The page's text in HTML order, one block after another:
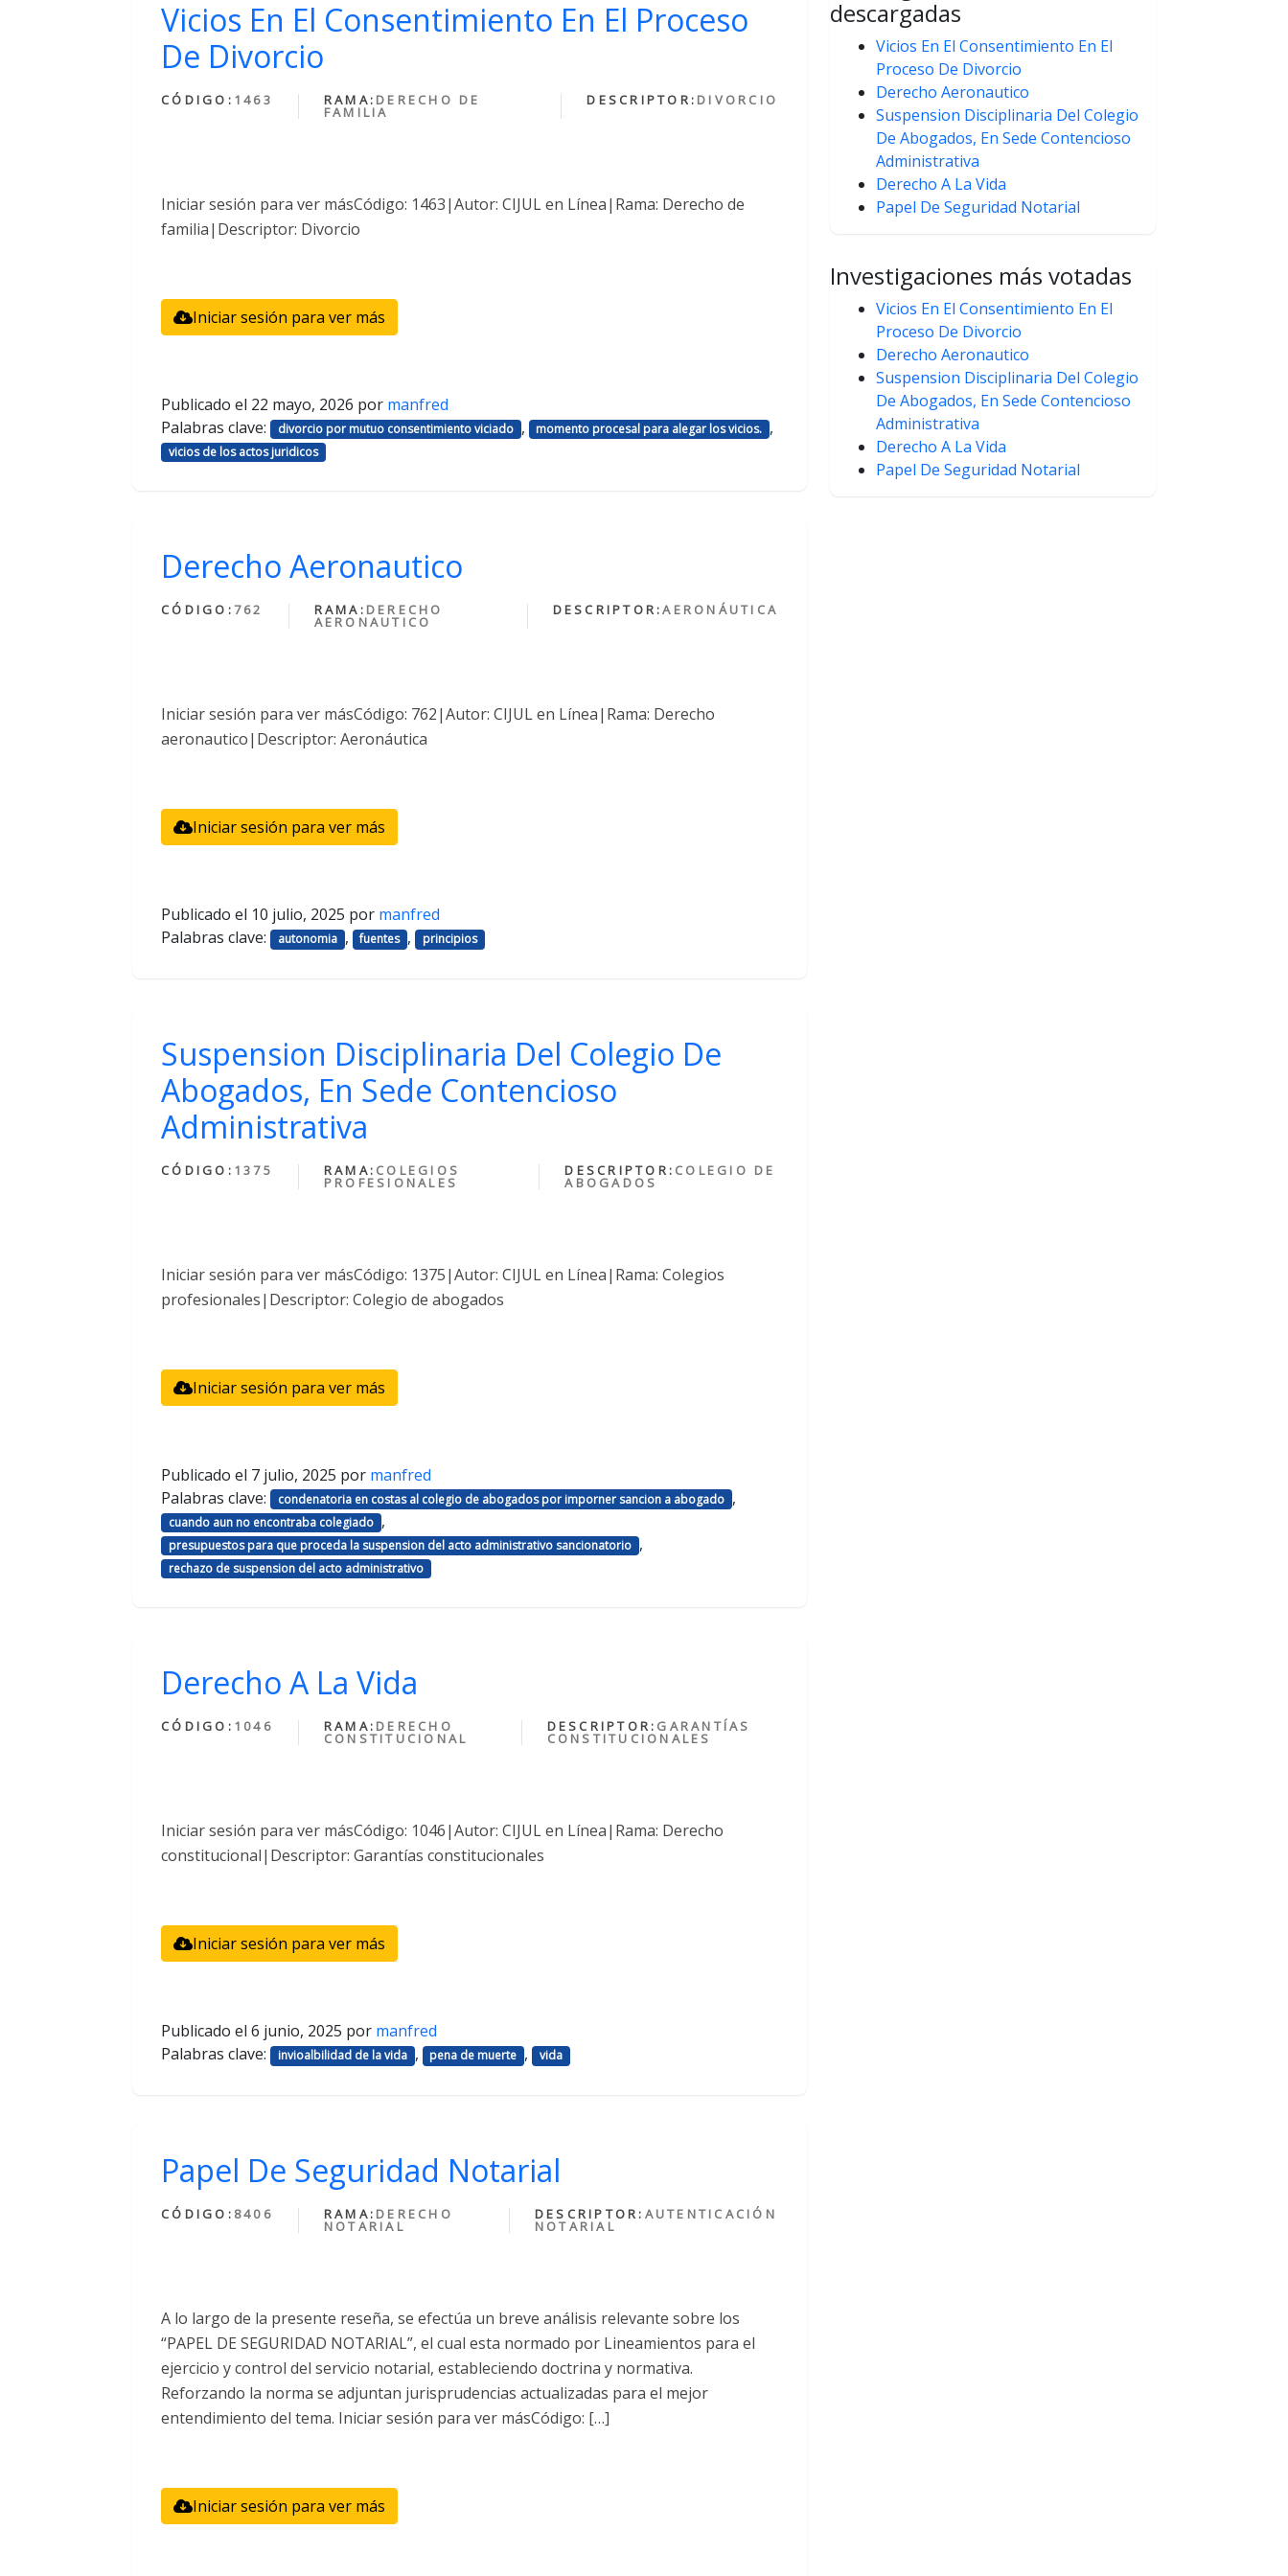
Vicios En El Consentimiento En El Proceso
De Divorcio
CÓDIGO: 1463 RAMA: DERECHO DE
FAMILIA
DESCRIPTOR: DIVORCIO
Iniciar sesión para ver másCódigo: 1463|Autor: CIJUL en Línea|Rama: Derecho de
familia|Descriptor: Divorcio
Iniciar sesión para ver más
Publicado el 22 mayo, 2026 por manfred
Palabras clave:
divorcio por mutuo consentimiento viciado , momento procesal para alegar los vicios. ,
vicios de los actos juridicos
Derecho Aeronautico
CÓDIGO: 762 RAMA: DERECHO
AERONAUTICO
DESCRIPTOR:AERONÁUTICA
Iniciar sesión para ver másCódigo: 762|Autor: CIJUL en Línea|Rama: Derecho
aeronautico|Descriptor: Aeronáutica
Iniciar sesión para ver más
Publicado el 10 julio, 2025 por manfred
Palabras clave:
autonomia , fuentes , principios
Suspension Disciplinaria Del Colegio De
Abogados, En Sede Contencioso
Administrativa
CÓDIGO: 1375 RAMA: COLEGIOS
PROFESIONALES
DESCRIPTOR: COLEGIO DE
ABOGADOS
Iniciar sesión para ver másCódigo: 1375|Autor: CIJUL en Línea|Rama: Colegios
profesionales|Descriptor: Colegio de abogados
Iniciar sesión para ver más
Publicado el 7 julio, 2025 por manfred
Palabras clave:
condenatoria en costas al colegio de abogados por imporner sancion a abogado ,
cuando aun no encontraba colegiado ,
presupuestos para que proceda la suspension del acto administrativo sancionatorio ,
rechazo de suspension del acto administrativo
Derecho A La Vida
CÓDIGO: 1046 RAMA: DERECHO
CONSTITUCIONAL
DESCRIPTOR: GARANTÍAS
CONSTITUCIONALES
Iniciar sesión para ver másCódigo: 1046|Autor: CIJUL en Línea|Rama: Derecho
constitucional|Descriptor: Garantías constitucionales
Iniciar sesión para ver más
Publicado el 6 junio, 2025 por manfred
Palabras clave:
invioalbilidad de la vida , pena de muerte , vida
Papel De Seguridad Notarial
CÓDIGO: 8406 RAMA: DERECHO
NOTARIAL
DESCRIPTOR: AUTENTICACIÓN
NOTARIAL
A lo largo de la presente reseña, se efectúa un breve análisis relevante sobre los
“PAPEL DE SEGURIDAD NOTARIAL”, el cual esta normado por Lineamientos para el
ejercicio y control del servicio notarial, estableciendo doctrina y normativa.
Reforzando la norma se adjuntan jurisprudencias actualizadas para el mejor
entendimiento del tema. Iniciar sesión para ver másCódigo: […]
Iniciar sesión para ver más
descargadas
Vicios En El Consentimiento En El
Proceso De Divorcio
Derecho Aeronautico
Suspension Disciplinaria Del Colegio
De Abogados, En Sede Contencioso
Administrativa
Derecho A La Vida
Papel De Seguridad Notarial
Investigaciones más votadas
Vicios En El Consentimiento En El
Proceso De Divorcio
Derecho Aeronautico
Suspension Disciplinaria Del Colegio
De Abogados, En Sede Contencioso
Administrativa
Derecho A La Vida
Papel De Seguridad Notarial